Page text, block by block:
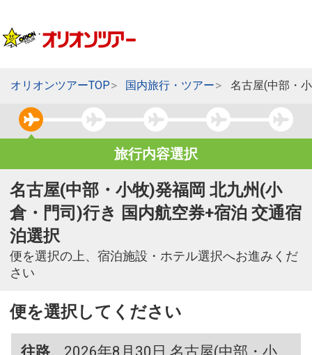
オリオンツアーTOP 国内旅行・ツアー 名古屋(中部・
旅行内容選択
名古屋(中部・小牧)発福岡 北九州(小
倉・門司)行き 国内航空券+宿泊 交通宿
泊選択
便を選択の上、宿泊施設・ホテル選択へお進みくだ
さい
便を選択してください